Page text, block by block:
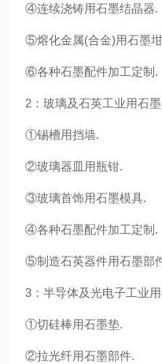
④连续浇铸用石墨结晶器.
⑤熔化金属(合金)用石墨
⑥各种石墨配件加工定制.
2：玻璃及石英工业用石墨
①锡槽用挡墙.
②玻璃器皿用瓶钳.
③玻璃首饰用石墨模具.
④各种石墨配件加工定制.
⑤制造石英器件用石墨部
3：半导体及光电子工业用
①切硅棒用石墨垫.
②拉光纤用石墨部件.